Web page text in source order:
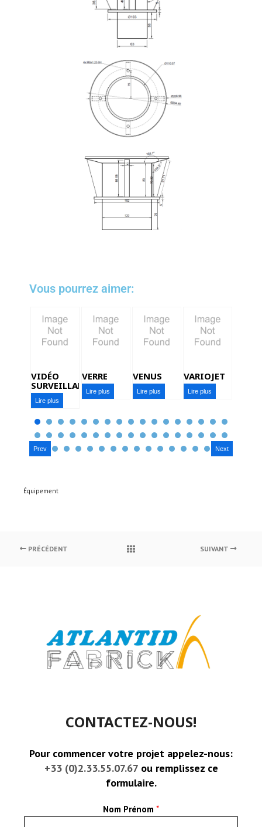
Vous pourrez aimer:
VIDÉO
SURVEILLANCE
Lire plus
VERRE
Lire plus
VENUS
Lire plus
VARIOJET
Lire plus
Prev Next
Équipement
PRÉCÉDENT SUIVANT
CONTACTEZ-NOUS!
Pour commencer votre projet appelez-nous:
+33 (0)2.33.55.07.67ou remplissez ce
formulaire.
Nom Prénom *